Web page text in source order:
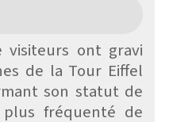
visiteurs ont gravi
de la Tour Eiffel
son statut de
fréquenté de